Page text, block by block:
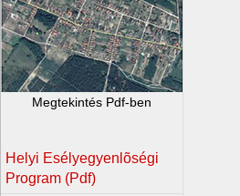
Megtekintés Pdf-ben
Helyi Esélyegyenlõségi
Program (Pdf)